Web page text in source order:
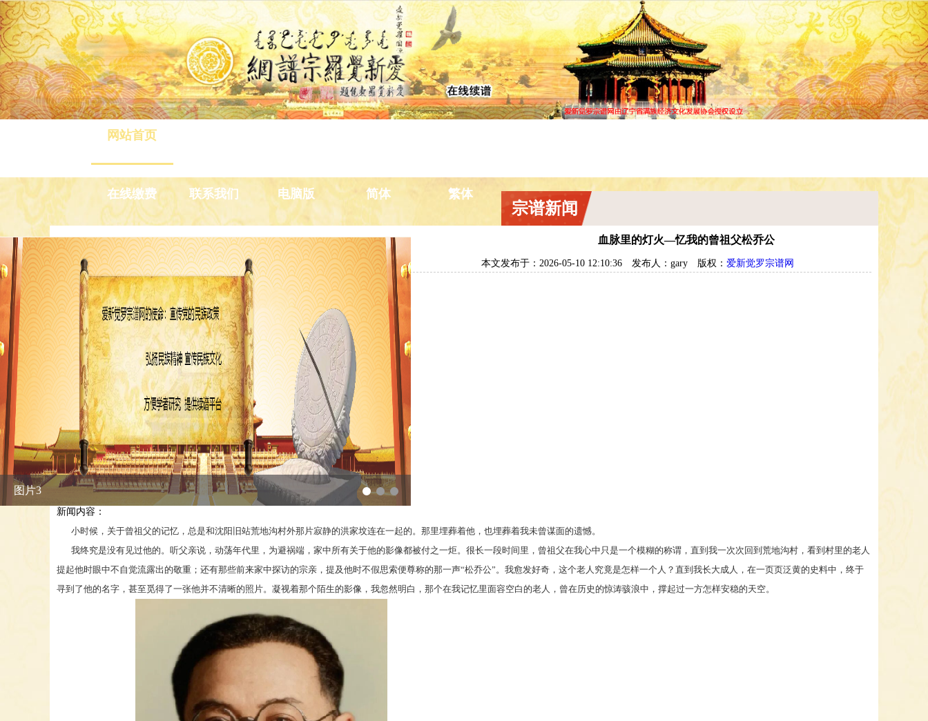
网站首页
在线缴费 联系我们 电脑版 简体 繁体
图片1
宗谱新闻
血脉里的灯火—忆我的曾祖父松乔公
本文发布于：2026-05-10 12:10:36 发布人：gary 版权：爱新觉罗宗谱网
新闻内容：
小时候，关于曾祖父的记忆，总是和沈阳旧站荒地沟村外那片寂静的洪家坟连在一起的。那里埋葬着他，也埋葬着我未曾谋面的遗憾。
我终究是没有见过他的。听父亲说，动荡年代里，为避祸端，家中所有关于他的影像都被付之一炬。很长一段时间里，曾祖父在我心中只是一个模糊的称谓，直到我一次次回到荒地沟村，看到村里的老人
提起他时眼中不自觉流露出的敬重；还有那些前来家中探访的宗亲，提及他时不假思索便尊称的那一声“松乔公”。 我愈发好奇，这个老人究竟是怎样一个人？直到我长大成人，在一页页泛黄的史料中，终于
寻到了他的名字，甚至觅得了一张他并不清晰的照片。凝视着那个陌生的影像，我忽然明白，那个在我记忆里面容空白的老人，曾在历史的惊涛骇浪中，撑起过一方怎样安稳的天空。